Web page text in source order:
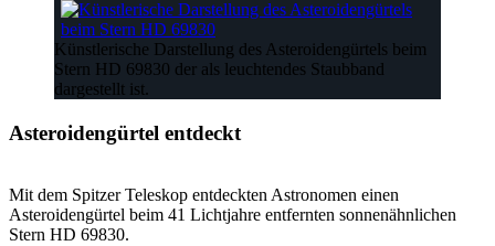
Künstlerische Darstellung des Asteroidengürtels beim
Stern HD 69830 der als leuchtendes Staubband
dargestellt ist.
Asteroidengürtel entdeckt
Mit dem Spitzer Teleskop entdeckten Astronomen einen
Asteroidengürtel beim 41 Lichtjahre entfernten sonnenähnlichen
Stern HD 69830.